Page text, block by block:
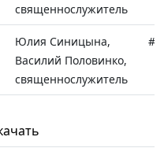
священнослужитель
Юлия Синицына,
Василий Половинко,
священнослужитель
Василий Половинко,
священнослужитель